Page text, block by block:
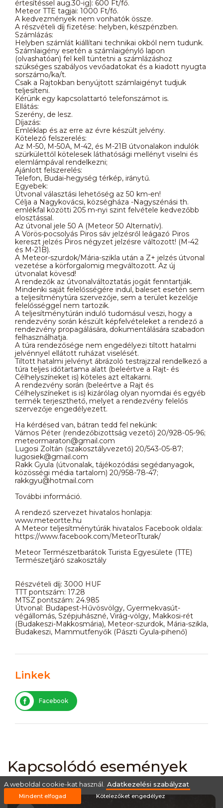
értesítéssel aug.30-ig): 600 Ft/fő.
Meteor TTE tagjai: 1000 Ft/fő.
A kedvezmények nem vonhatók össze.
A részvételi díj fizetése: helyben, készpénzben.
Számlázás:
Helyben számlát kiállítani technikai okból nem tudunk.
Számlaigény esetén a számlaigénylő lapon
(olvashatóan) fel kell tüntetni a számlázáshoz
szükséges szabályos vevőadatokat és a kiadott nyugta
sorszámo/ka/t.
Csak a Rajtokban benyújtott számlaigényt tudjuk
teljesíteni.
Kérünk egy kapcsolattartó telefonszámot is.
Ellátás:
Szerény, de lesz.
Díjazás:
Emléklap és az erre az évre készült jelvény.
Kötelező felszerelés:
Az M-50, M-50A, M-42, és M-21B útvonalakon indulók
szürkülettől kötelesek láthatósági mellényt viselni és
elemlámpával rendelkezni;
Ajánlott felszerelés:
Telefon, Budai-hegység térkép, iránytű.
Egyebek:
Útvonal választási lehetőség az 50 km-en!
Célja a Nagykovácsi, községháza -Nagyszénási th.
emlékfal közötti 205 m-nyi szint felvétele kedvezőbb
elosztással.
Az útvonal jele 50 A (Meteor 50 Alternatív).
A Vörös-pocsolyás Piros sáv jelzésről leágazó Piros
kereszt jelzés Piros négyzet jelzésre változott! (M-42
és M-21B).
A Meteor-szurdok/Mária-szikla után a Z+ jelzés útvonal
vezetése a körforgalomig megváltozott. Az új
útvonalat kövesd!
A rendezők az útvonalváltoztatás jogát fenntartják.
Mindenki saját felelősségére indul, baleset esetén sem
a teljesítménytúra szervezője, sem a terület kezelője
felelősséggel nem tartozik.
A teljesítménytúrán induló tudomásul veszi, hogy a
rendezvény során készült képfelvételeket a rendező a
rendezvény propagálására, dokumentálására szabadon
felhasználhatja.
A túra rendezősége nem engedélyezi tiltott hatalmi
jelvénnyel ellátott ruházat viselését.
Tiltott hatalmi jelvényt ábrázoló testrajzzal rendelkező a
túra teljes időtartama alatt (beleértve a Rajt- és
Célhelyszíneket is) köteles azt eltakarni.
A rendezvény során (beleértve a Rajt és
Célhelyszíneket is is) kizárólag olyan nyomdai és egyéb
termék terjeszthető, melyet a rendezvény felelős
szervezője engedélyezett.
Ha kérdésed van, bátran tedd fel nekünk:
Vámos Péter (rendezőbizottság vezető) 20/928-05-96;
meteormaraton@gmail.com
Lugosi Zoltán (szakosztályvezető) 20/543-05-87;
lugosiek@gmail.com
Rakk Gyula (útvonalak, tájékozódási segédanyagok,
közösségi média tartalom) 20/958-78-47;
rakkgyu@hotmail.com
További információ.
A rendező szervezet hivatalos honlapja:
www.meteortte.hu
A Meteor teljesítménytúrák hivatalos Facebook oldala:
https://www.facebook.com/MeteorTturak/
Meteor Természetbarátok Turista Egyesülete (TTE)
Természetjáró szakosztály
Részvételi díj: 3000 HUF
TTT pontszám: 17.28
MTSZ pontszám: 24.985
Útvonal: Budapest-Hűvösvölgy, Gyermekvasút-
végállomás, Szépjuhászné, Virág-völgy, Makkosi-rét
(Budakeszi-Makkosmária), Meteor-szurdok, Mária-szikla,
Budakeszi, Mammutfenyők (Pászti Gyula-pihenő)
Linkek
Facebook
Kapcsolódó események
A weboldal cookie-kat használ. Adatkezelési szabályzat
Mindent elfogad Kötelezőket engedélyez